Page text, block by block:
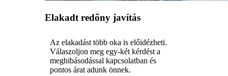
Elakadt redőny javítás
Az elakadást több oka is előidézheti.
Válaszoljon meg egy-két kérdést a
meghibásodással kapcsolatban és
pontos árat adunk önnek.